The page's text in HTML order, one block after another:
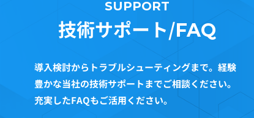
SUPPORT
技術サポート/FAQ
導入検討からトラブルシューティングまで。経験
豊かな当社の技術サポートまでご相談ください。
充実したFAQもご活用ください。